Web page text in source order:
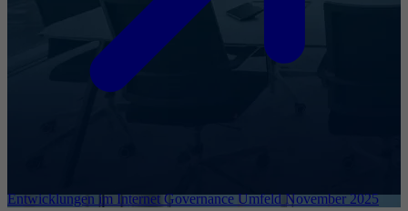
Entwicklungen im Internet Governance Umfeld November 2025